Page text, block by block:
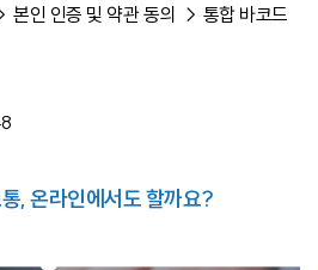
본인 인증 및 약관 동의 → 통합 바코드
, 온라인에서도 할까요?